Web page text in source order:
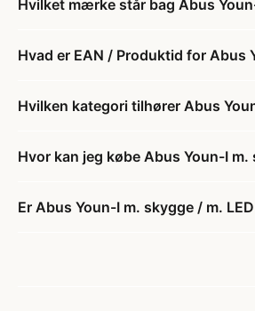
Hvilket mærke står bag Abus
Hvad er EAN / Produktid for Abus
Hvilken kategori tilhører Abus
Hvor kan jeg købe Abus Youn-I
Er Abus Youn-I m. skygge / m.